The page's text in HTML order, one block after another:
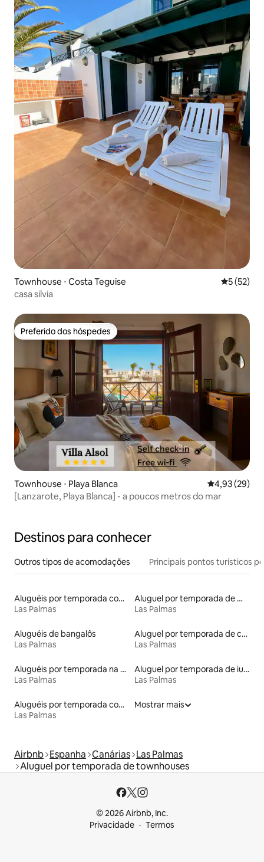
Townhouse ⋅ Costa Teguise 5 de uma
5 (52)
casa silvia
Preferido dos hóspedes
Preferido dos hóspedes
Townhouse ⋅ Playa Blanca 4,93 de uma
4,93 (29)
[Lanzarote, Playa Blanca] - a poucos metros do mar
Destinos para conhecer
Outros tipos de acomodações Principais pontos turísticos
Aluguéis por temporada com sauna
Las Palmas
Aluguel por temporada de microcasas
Las Palmas
Aluguéis de bangalôs
Las Palmas
Aluguel por temporada de casas na terra
Las Palmas
Aluguéis por temporada na orla
Las Palmas
Aluguel por temporada de iurtas
Las Palmas
Aluguéis por temporada com banheira de hidromassagem
Las Palmas
Mostrar mais
Airbnb Espanha Canárias Las Palmas
Aluguel por temporada de townhouses
© 2026 Airbnb, Inc.
Privacidade
Termos